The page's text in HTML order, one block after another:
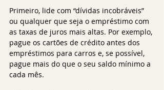
Primeiro, lide com “dívidas incobráveis”
ou qualquer que seja o empréstimo com
as taxas de juros mais altas. Por exemplo,
pague os cartões de crédito antes dos
empréstimos para carros e, se possível,
pague mais do que o seu saldo mínimo a
cada mês.